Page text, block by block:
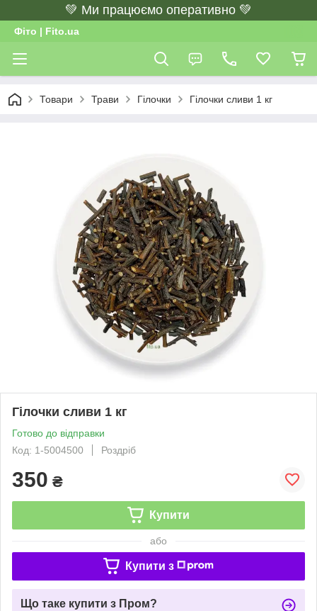
💚 Ми працюємо оперативно 💚
Фіто | Fito.ua
Товари Трави Гілочки Гілочки сливи 1 кг
Гілочки сливи 1 кг
Готово до відправки
Код: 1-5004500
Роздріб
350 ₴
Купити
або
Купити з
Що таке купити з Пром?